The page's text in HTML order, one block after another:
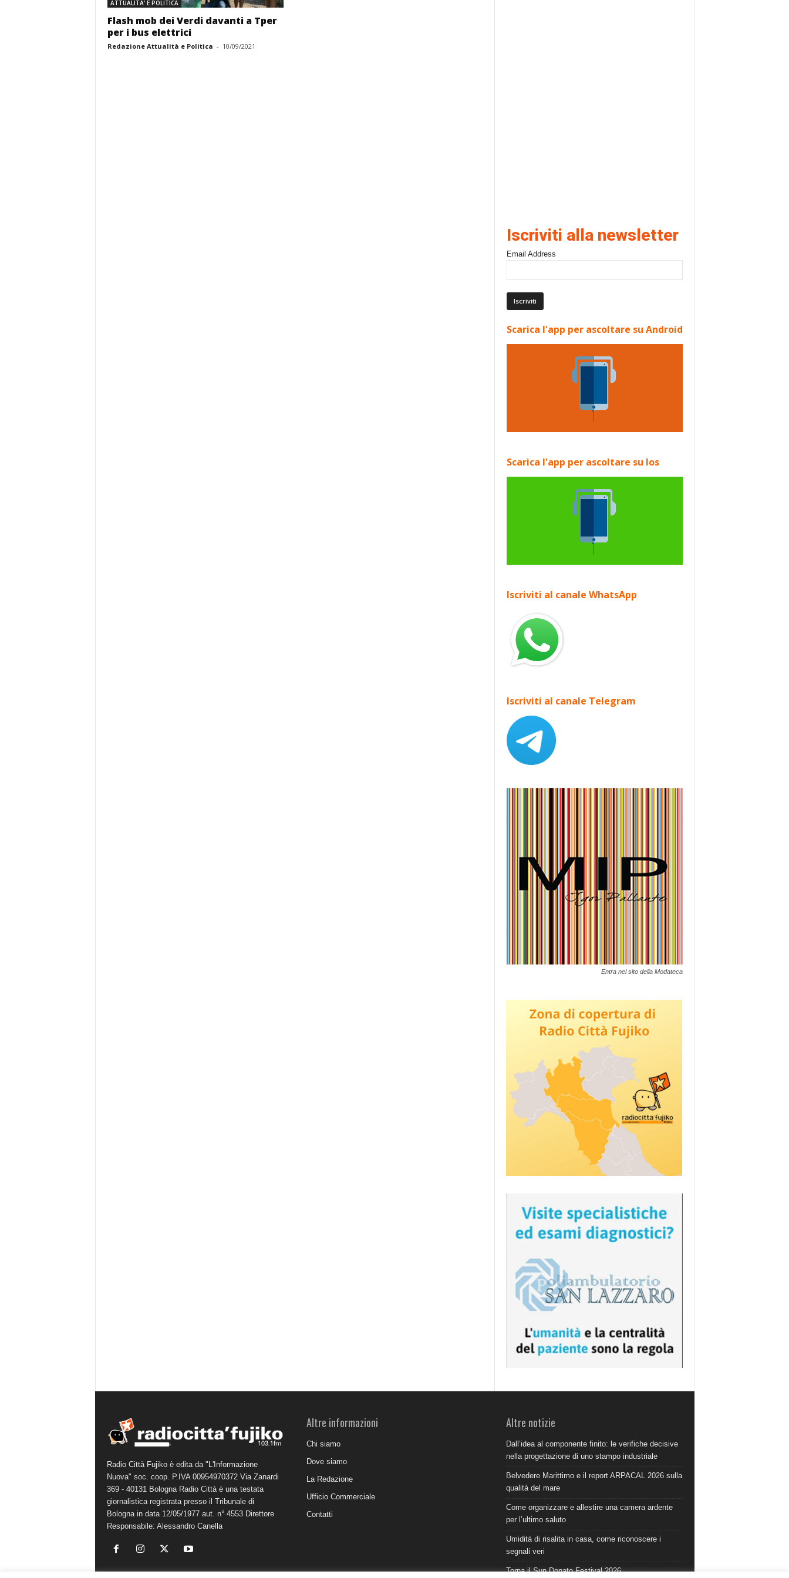
ATTUALITA' E POLITICA
Flash mob dei Verdi davanti a Tper
per i bus elettrici
Redazione Attualità e Politica - 10/09/2021
Iscriviti alla newsletter
Email Address
Scarica l'app per ascoltare su Android
Scarica l'app per ascoltare su Ios
Iscriviti al canale WhatsApp
Iscriviti al canale Telegram
Entra nel sito della Modateca
Radio Città Fujiko è edita da "L'Informazione
Nuova" soc. coop. P.IVA 00954970372 Via Zanardi
369 - 40131 Bologna Radio Città è una testata
giornalistica registrata presso il Tribunale di
Bologna in data 12/05/1977 aut. n° 4553 Direttore
Responsabile: Alessandro Canella
Altre informazioni
Chi siamo
Dove siamo
La Redazione
Ufficio Commerciale
Contatti
Altre notizie
Dall’idea al componente finito: le verifiche decisive
nella progettazione di uno stampo industriale
Belvedere Marittimo e il report ARPACAL 2026 sulla
qualità del mare
Come organizzare e allestire una camera ardente
per l’ultimo saluto
Umidità di risalita in casa, come riconoscere i
segnali veri
Torna il Sun Donato Festival 2026